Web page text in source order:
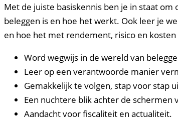
Met de juiste basiskennis ben je in staat
beleggen is en hoe het werkt. Ook leer je
en hoe het met rendement, risico en
Word wegwijs in de wereld van
Leer op een verantwoorde manier
Gemakkelijk te volgen, stap voor stap
Een nuchtere blik achter de schermen
Aandacht voor fiscaliteit en actualiteit.